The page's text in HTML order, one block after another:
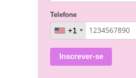
Telefone
+1
+1
Inscrever-se